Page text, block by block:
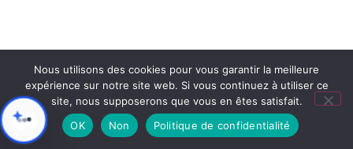
Nous utilisons des cookies pour vous garantir la meilleure
expérience sur notre site web. Si vous continuez à utiliser ce
site, nous supposerons que vous en êtes satisfait.
OK
Non Politique de confidentialité